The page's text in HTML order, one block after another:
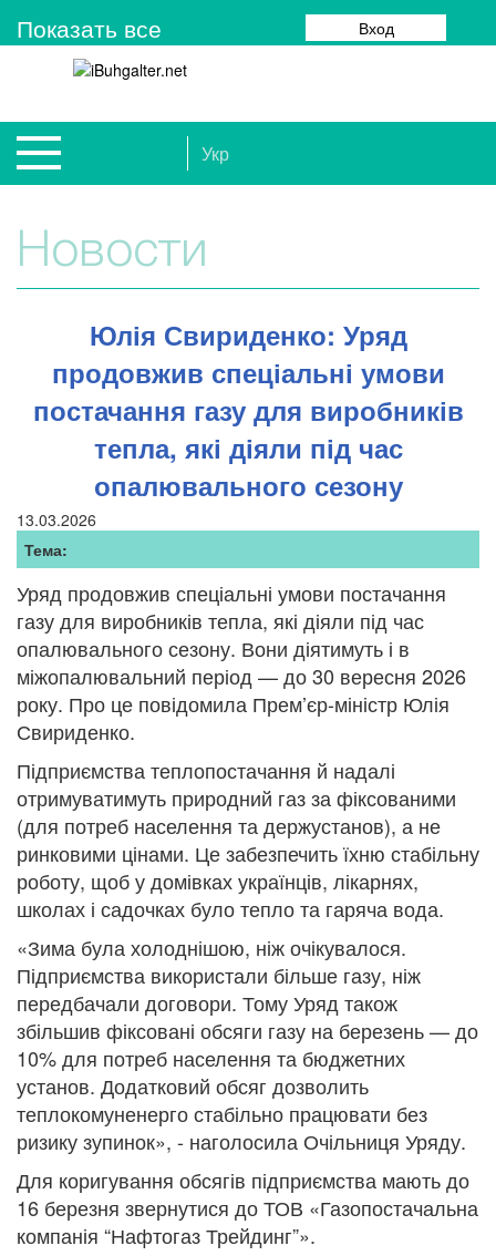
Показать все Вход
Укр
Новости
Юлія Свириденко: Уряд
продовжив спеціальні умови
постачання газу для виробників
тепла, які діяли під час
опалювального сезону
13.03.2026
Тема:
Уряд продовжив спеціальні умови постачання
газу для виробників тепла, які діяли під час
опалювального сезону. Вони діятимуть і в
міжопалювальний період — до 30 вересня 2026
року. Про це повідомила Прем’єр-міністр Юлія
Свириденко.
Підприємства теплопостачання й надалі
отримуватимуть природний газ за фіксованими
(для потреб населення та держустанов), а не
ринковими цінами. Це забезпечить їхню стабільну
роботу, щоб у домівках українців, лікарнях,
школах і садочках було тепло та гаряча вода.
«Зима була холоднішою, ніж очікувалося.
Підприємства використали більше газу, ніж
передбачали договори. Тому Уряд також
збільшив фіксовані обсяги газу на березень — до
10% для потреб населення та бюджетних
установ. Додатковий обсяг дозволить
теплокомуненерго стабільно працювати без
ризику зупинок», - наголосила Очільниця Уряду.
Для коригування обсягів підприємства мають до
16 березня звернутися до ТОВ «Газопостачальна
компанія “Нафтогаз Трейдинг”».